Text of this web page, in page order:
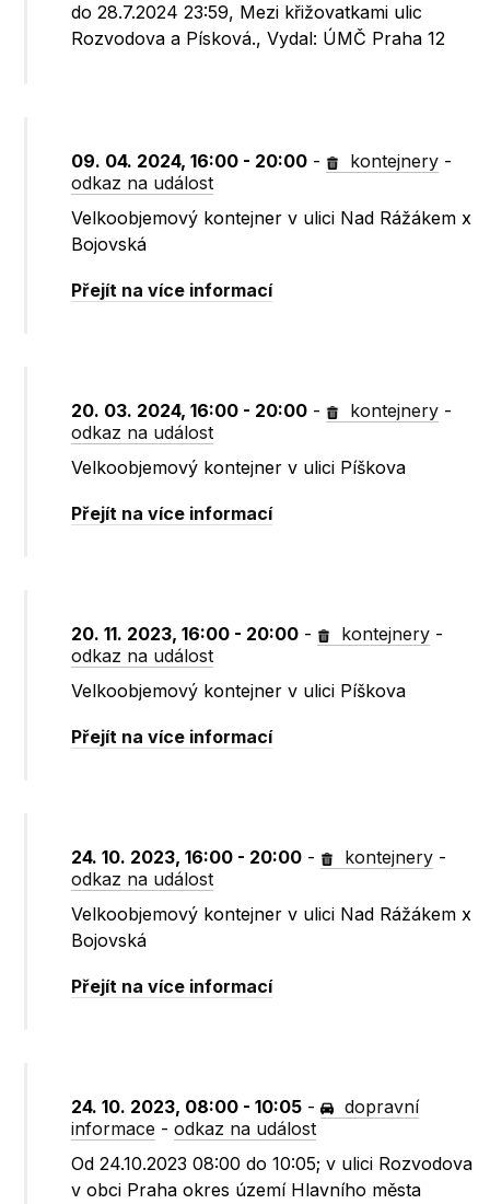
do 28.7.2024 23:59, Mezi křižovatkami ulic
Rozvodova a Písková., Vydal: ÚMČ Praha 12
09. 04. 2024, 16:00 - 20:00 - kontejnery -
odkaz na událost
Velkoobjemový kontejner v ulici Nad Rážákem x
Bojovská
Přejít na více informací
20. 03. 2024, 16:00 - 20:00 - kontejnery -
odkaz na událost
Velkoobjemový kontejner v ulici Píškova
Přejít na více informací
20. 11. 2023, 16:00 - 20:00 - kontejnery -
odkaz na událost
Velkoobjemový kontejner v ulici Píškova
Přejít na více informací
24. 10. 2023, 16:00 - 20:00 - kontejnery -
odkaz na událost
Velkoobjemový kontejner v ulici Nad Rážákem x
Bojovská
Přejít na více informací
24. 10. 2023, 08:00 - 10:05 -
dopravní
informace -odkaz na událost
Od 24.10.2023 08:00 do 10:05; v ulici Rozvodova
v obci Praha okres území Hlavního města